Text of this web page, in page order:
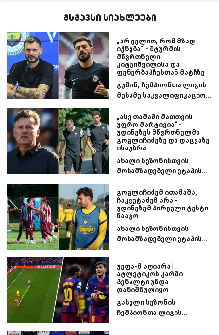
მსგავსი სიახლეები
„არ ველით, რომ მზად
იქნება“ - შტურმის
მწვრთნელი
კიტეიშვილისა და
ფენერბაჰჩესთან მატჩზე
გუშინ, ჩემპიონთა ლიგის
მესამე საკვალიფიკაციო...
„ასე თამაში მათთვის
უფრო მარტივია“ -
უდინეზეს მწვრთნელმა
გოგლიჩიძეზე და დაცვაზე
ისაუბრა
ახალი სეზონისთვის
მოსამზადებელი ეტაპის...
გოგლიჩიძემ ითამაშა,
ჩაკვეტაძემ არა -
უდინეზემ პირველი ტესტი
წააგო
ახალი სეზონისთვის
მოსამზადებელი ეტაპის...
უეფა-მ აღიარა |
ატლეტიკოს კარში
პენალტი უნდა
დანიშნულიყო
გასული სეზონის
ჩემპიონთა ლიგის...